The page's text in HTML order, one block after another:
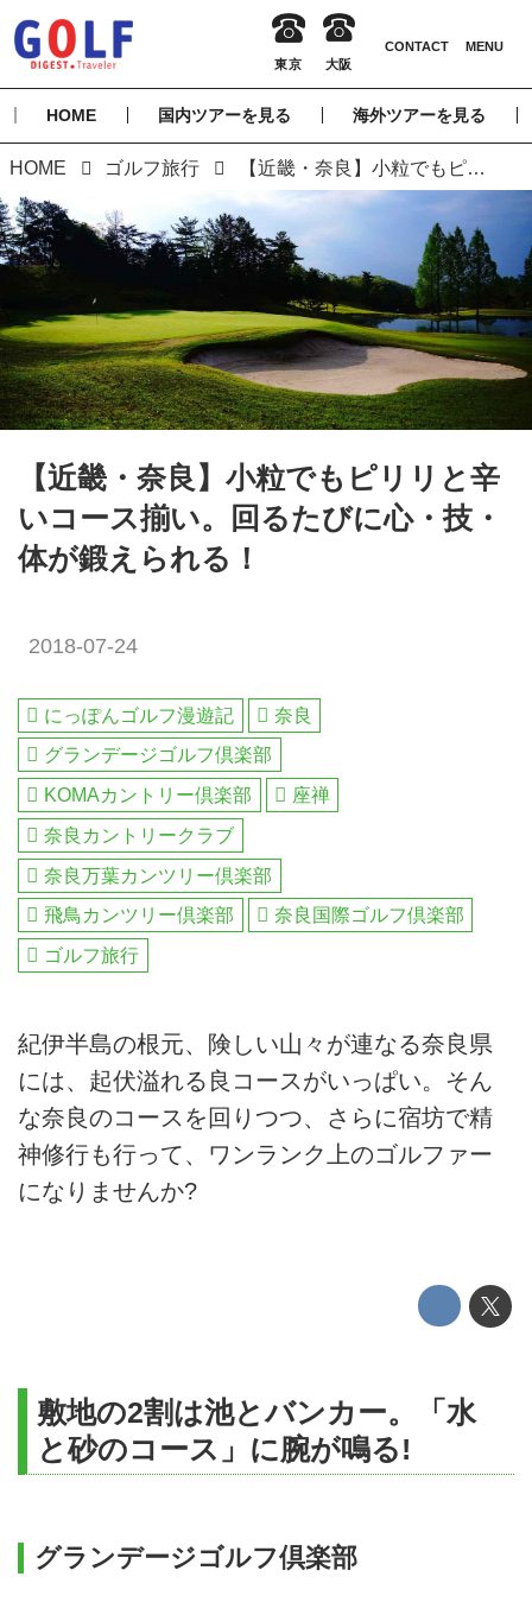
HOME 国内ツアーを見る 海外ツアーを見る
HOME ゴルフ旅行 【近畿・奈良】小粒でもピリリと辛いコース揃い。回るたびに心・技・体が鍛えられる！
【近畿・奈良】小粒でもピリリと辛
いコース揃い。回るたびに心・技・
体が鍛えられる！
2018-07-24
にっぽんゴルフ漫遊記
奈良
グランデージゴルフ倶楽部
KOMAカントリー倶楽部
座禅
奈良カントリークラブ
奈良万葉カンツリー倶楽部
飛鳥カンツリー倶楽部
奈良国際ゴルフ倶楽部
ゴルフ旅行
紀伊半島の根元、険しい山々が連なる奈良県
には、起伏溢れる良コースがいっぱい。そん
な奈良のコースを回りつつ、さらに宿坊で精
神修行も行って、ワンランク上のゴルファー
になりませんか?
敷地の2割は池とバンカー。「水
と砂のコース」に腕が鳴る!
グランデージゴルフ倶楽部